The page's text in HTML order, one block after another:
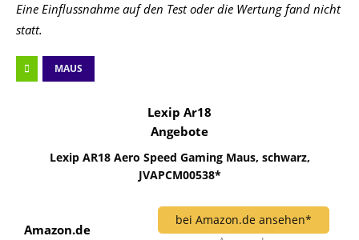
Eine Einflussnahme auf den Test oder die Wertung fand nicht
statt.
MAUS
Lexip Ar18
Angebote
Lexip AR18 Aero Speed Gaming Maus, schwarz,
JVAPCM00538*
Amazon.de
bei Amazon.de ansehen*